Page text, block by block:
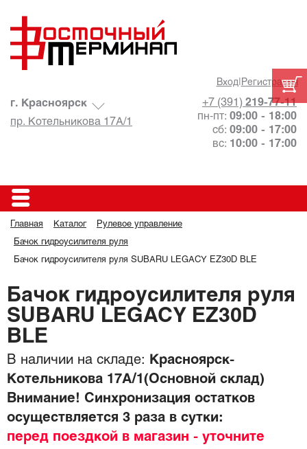
Вход| Регистрация
+7 (391) 219-77-11
пн-пт: 09:00 - 18:00
сб: 09:00 - 17:00
вс: 10:00 - 17:00
г. Красноярск
пр. Котельникова 17А/1
Главная Каталог Рулевое управление
Бачок гидроусилителя руля
Бачок гидроусилителя руля SUBARU LEGACY EZ30D BLE
Бачок гидроусилителя руля
SUBARU LEGACY EZ30D
BLE
В наличии на складе:
Красноярск-
Котельникова 17А/1(Основной склад)
Внимание! Синхронизация остатков
осуществляется 3 раза в сутки:
перед поездкой в магазин - уточните